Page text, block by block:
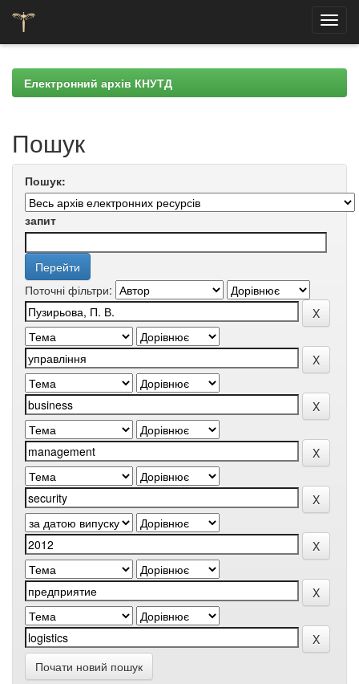
navigationЕлектронний архів КНУТД
Пошук
Пошук:
запит
Поточні фільтри:
Почати новий пошук